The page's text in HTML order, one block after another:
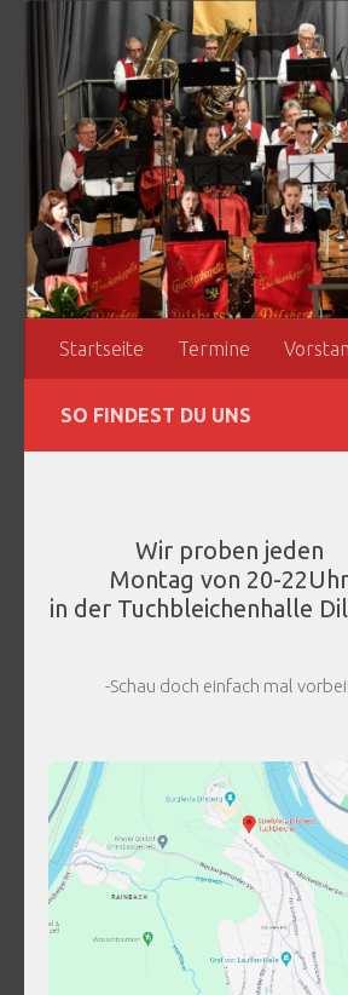
Zum Inhalt springen
Startseite Termine
SO FINDEST DU UNS
Wir proben jeden
Montag von 20-22Uhr
in der Tuchbleichenhalle
-Schau doch einfach mal